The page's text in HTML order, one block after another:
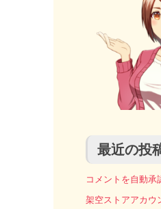
最近の投
コメントを自動承
架空ストアアカウ